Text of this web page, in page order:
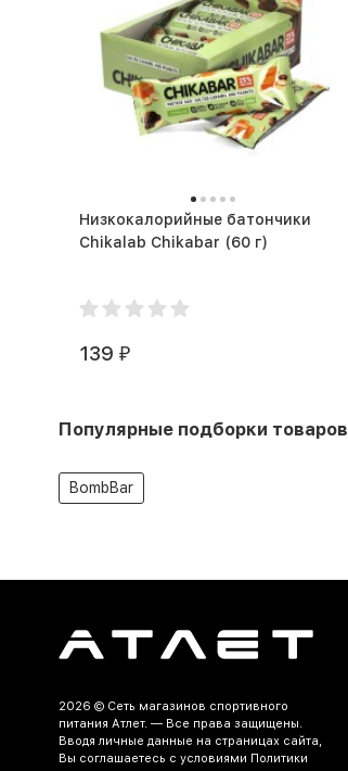
Низкокалорийные батончики
Chikalab Chikabar (60 г)
139 ₽
Популярные подборки товаров
BombBar
2026 © Сеть магазинов спортивного
питания Атлет. — Все права защищены.
Вводя личные данные на страницах сайта,
Вы соглашаетесь c условиями Политики